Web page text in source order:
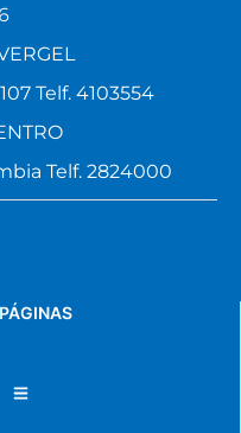
PÁGINAS
Telf. 4103554
Telf. 2824000